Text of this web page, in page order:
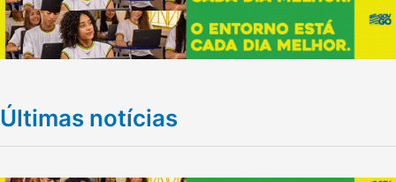
Últimas notícias